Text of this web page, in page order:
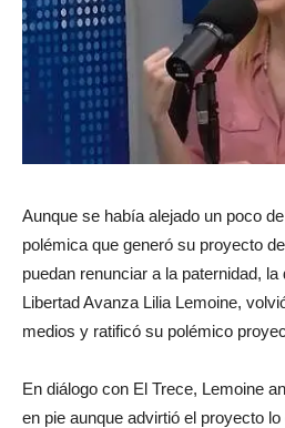
Aunque se había alejado un poco
polémica que generó su proyecto
puedan renunciar a la paternidad,
Libertad Avanza Lilia Lemoine,
medios y ratificó su polémico
En diálogo con El Trece, Lemoine
en pie aunque advirtió el proyecto